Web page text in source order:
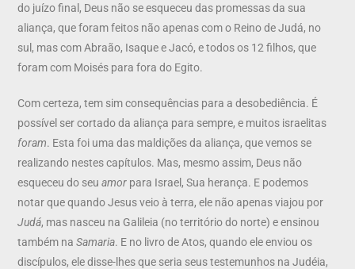
do juízo final, Deus não se esqueceu das promessas da sua
aliança, que foram feitos não apenas com o Reino de Judá, no
sul, mas com Abraão, Isaque e Jacó, e todos os 12 filhos, que
foram com Moisés para fora do Egito.
Com certeza, tem sim consequências para a desobediência. É
possível ser cortado da aliança para sempre, e muitos israelitas
foram. Esta foi uma das maldições da aliança, que vemos se
realizando nestes capítulos. Mas, mesmo assim, Deus não
esqueceu do seuamor para Israel, Sua herança. E podemos
notar que quando Jesus veio à terra, ele não apenas viajou por
Judá, mas nasceu na Galileia (no território do norte) e ensinou
também naSamaria. E no livro de Atos, quando ele enviou os
discípulos, ele disse-lhes que seria seus testemunhos na Judéia,